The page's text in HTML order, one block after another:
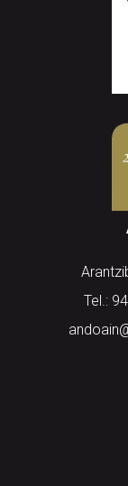
Tel.: